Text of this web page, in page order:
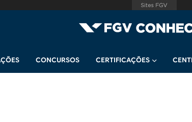
CONCURSOS CERTIFICAÇÕES